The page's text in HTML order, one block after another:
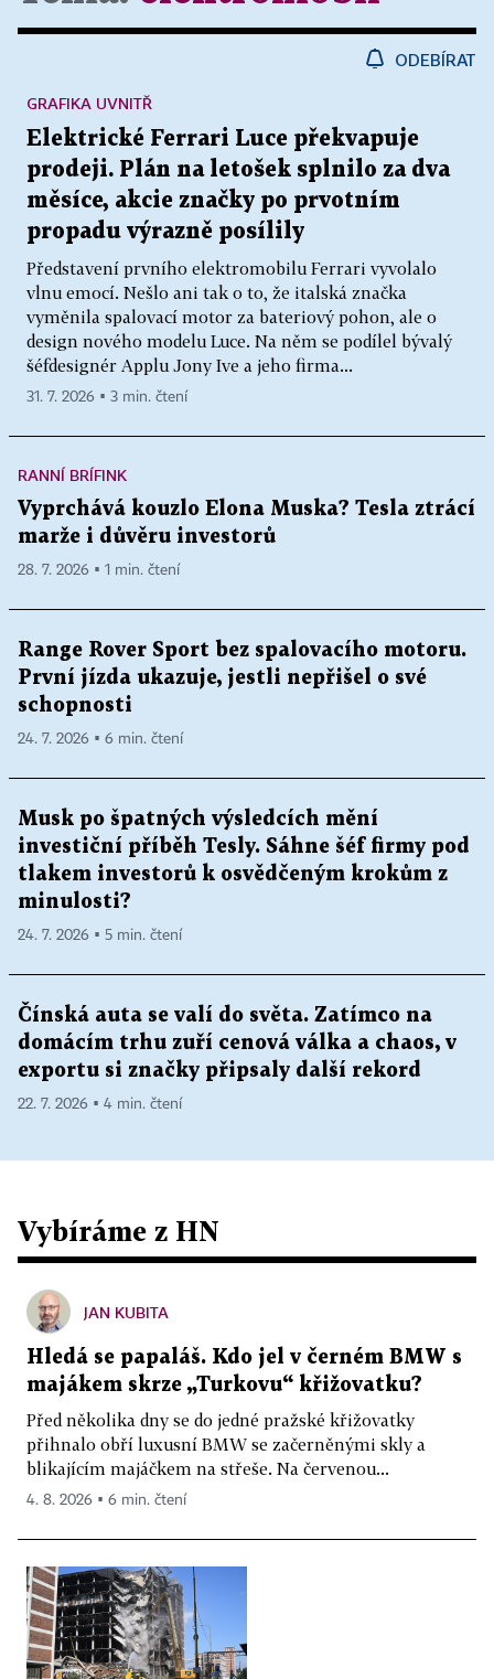
ODEBÍRAT
Elektrické Ferrari Luce překvapuje
prodeji. Plán na letošek splnilo za dva
měsíce, akcie značky po prvotním
propadu výrazně posílily
Představení prvního elektromobilu Ferrari vyvolalo
vlnu emocí. Nešlo ani tak o to, že italská značka
vyměnila spalovací motor za bateriový pohon, ale o
design nového modelu Luce. Na něm se podílel bývalý
šéfdesignér Applu Jony Ive a jeho firma...
GRAFIKA UVNITŘ
31. 7. 2026 ▪ 3 min. čtení
RANNÍ BRÍFINK
Vyprchává kouzlo Elona Muska? Tesla ztrácí
marže i důvěru investorů
28. 7. 2026 ▪ 1 min. čtení
Range Rover Sport bez spalovacího motoru.
První jízda ukazuje, jestli nepřišel o své
schopnosti
24. 7. 2026 ▪ 6 min. čtení
Musk po špatných výsledcích mění
investiční příběh Tesly. Sáhne šéf firmy pod
tlakem investorů k osvědčeným krokům z
minulosti?
24. 7. 2026 ▪ 5 min. čtení
Čínská auta se valí do světa. Zatímco na
domácím trhu zuří cenová válka a chaos, v
exportu si značky připsaly další rekord
22. 7. 2026 ▪ 4 min. čtení
Vybíráme z HN
JAN KUBITA
Hledá se papaláš. Kdo jel v černém BMW s
majákem skrze „Turkovu“ křižovatku?
Před několika dny se do jedné pražské křižovatky
přihnalo obří luxusní BMW se začerněnými skly a
blikajícím majáčkem na střeše. Na červenou...
4. 8. 2026 ▪ 6 min. čtení